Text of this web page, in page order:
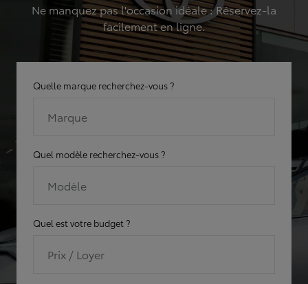
Ne manquez pas l'occasion idéale : Réservez-la
facilement en ligne.
Quelle marque recherchez-vous ?
Marque
Quel modèle recherchez-vous ?
Modèle
Quel est votre budget ?
Prix / Loyer